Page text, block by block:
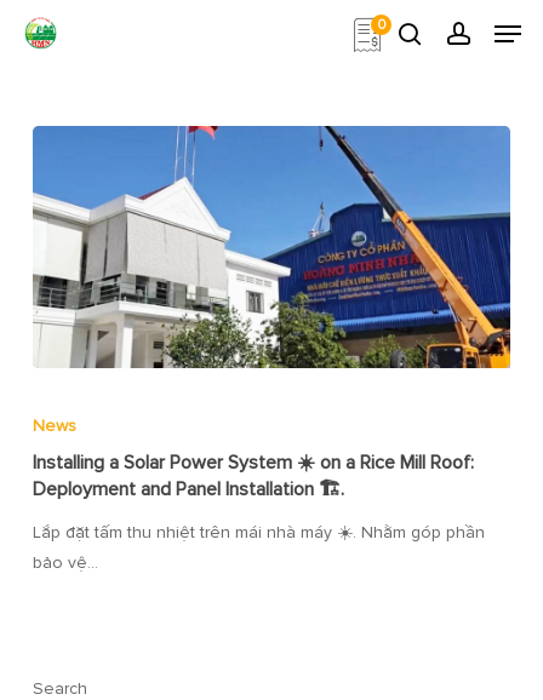
0
News
Installing a Solar Power System ☀️ on a Rice Mill Roof:
Deployment and Panel Installation 🏗️.
Lắp đặt tấm thu nhiệt trên mái nhà máy ☀️. Nhằm góp phần
bảo vệ…
Search